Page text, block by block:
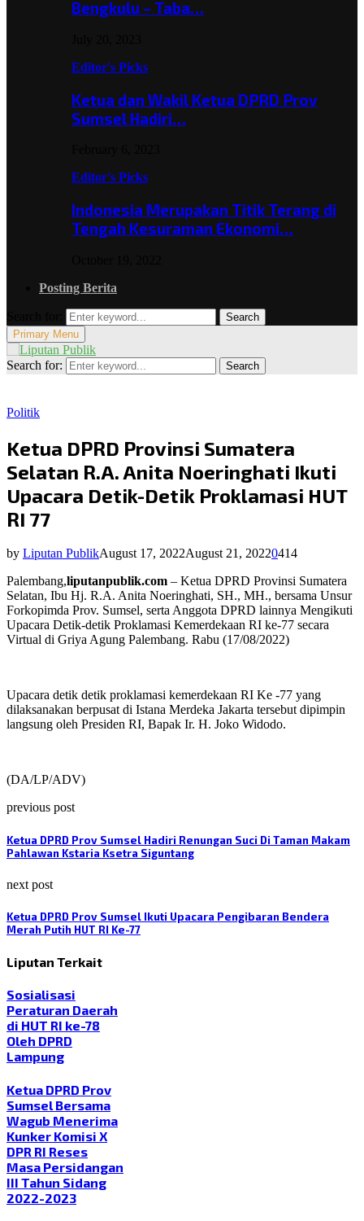
Bengkulu – Taba…
Editor's Picks
Ketua dan Wakil Ketua DPRD Prov
Sumsel Hadiri…
Editor's Picks
Indonesia Merupakan Titik Terang di
Tengah Kesuraman Ekonomi…
Posting Berita
Search
Primary Menu
Search for: Search
Politik
Ketua DPRD Provinsi Sumatera
Selatan R.A. Anita Noeringhati Ikuti
Upacara Detik-Detik Proklamasi HUT
RI 77
by Liputan PublikAugust 17, 2022August 21, 20220414
Palembang,liputanpublik.com – Ketua DPRD Provinsi Sumatera
Selatan, Ibu Hj. R.A. Anita Noeringhati, SH., MH., bersama Unsur
Forkopimda Prov. Sumsel, serta Anggota DPRD lainnya Mengikuti
Upacara Detik-detik Proklamasi Kemerdekaan RI ke-77 secara
Virtual di Griya Agung Palembang. Rabu (17/08/2022)
Upacara detik detik proklamasi kemerdekaan RI Ke -77 yang
dilaksanakan berpusat di Istana Merdeka Jakarta tersebut dipimpin
langsung oleh Presiden RI, Bapak Ir. H. Joko Widodo.
(DA/LP/ADV)
previous post
Ketua DPRD Prov Sumsel Hadiri Renungan Suci Di Taman Makam
Pahlawan Kstaria Ksetra Siguntang
next post
Ketua DPRD Prov Sumsel Ikuti Upacara Pengibaran Bendera
Merah Putih HUT RI Ke-77
Liputan Terkait
Sosialisasi
Peraturan Daerah
di HUT RI ke-78
Oleh DPRD
Lampung
Ketua DPRD Prov
Sumsel Bersama
Wagub Menerima
Kunker Komisi X
DPR RI Reses
Masa Persidangan
III Tahun Sidang
2022-2023